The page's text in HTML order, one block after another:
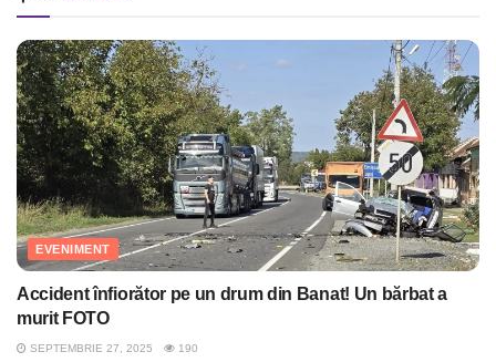
EVENIMENT
Accident înfiorător pe un drum din Banat! Un bărbat a
murit FOTO
SEPTEMBRIE 27, 2025 190